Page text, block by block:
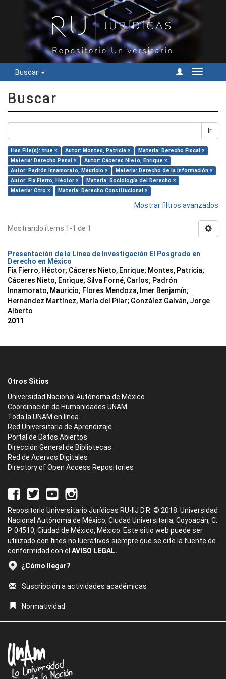
Buscar
Cambiar
Buscar
Ir
Has File(s): true × Autor: Montes, Patricia ×
Materia: Derecho Fiscal ×
Materia: Derecho Penal ×
Autor: Cáceres Nieto, Enrique ×
Autor: Padrón Innamorato, Mauricio ×
Materia: Derecho de la Información ×
Autor: Fix Fierro, Héctor ×
Materia: Sociología del Derecho ×
Materia: Otro ×
Materia: Derecho Constitucional ×
Mostrar filtros avanzados
Mostrando ítems 1-1 de 1
Presentación de la Línea de Investigación El Posgrado en
Derecho en México
Fix Fierro, Héctor; Cáceres Nieto, Enrique; Montes, Patricia;
Cáceres Nieto, Enrique; Silva Forné, Carlos; Padrón
Innamorato, Mauricio; Flores Mendoza, Imer Benjamín;
Hernández Martínez, María del Pilar; González Galván, Jorge
Alberto
2011
Otros Sitios
Universidad Nacional Autónoma de México
Coordinación de Humanidades UNAM
Toda la UNAM en línea
Red Universitaria de Aprendizaje
Portal de Datos Abiertos
Dirección General de Bibliotecas
Red de Acervos Digitales
Directory of Open Access Repositories
Repositorio Universitario Jurídicas RU-IIJ D.R. © 2018. Universidad
Nacional Autónoma de México, Ciudad Universitaria, Coyoacán, C.
P. 04510, Ciudad de México, México. Este sitio web puede ser
utilizado con fines no lucrativos siempre que se cite la fuente de
conformidad con el AVISO LEGAL.
¿Cómo llegar?
Suscripción a actividades académicas
Normatividad